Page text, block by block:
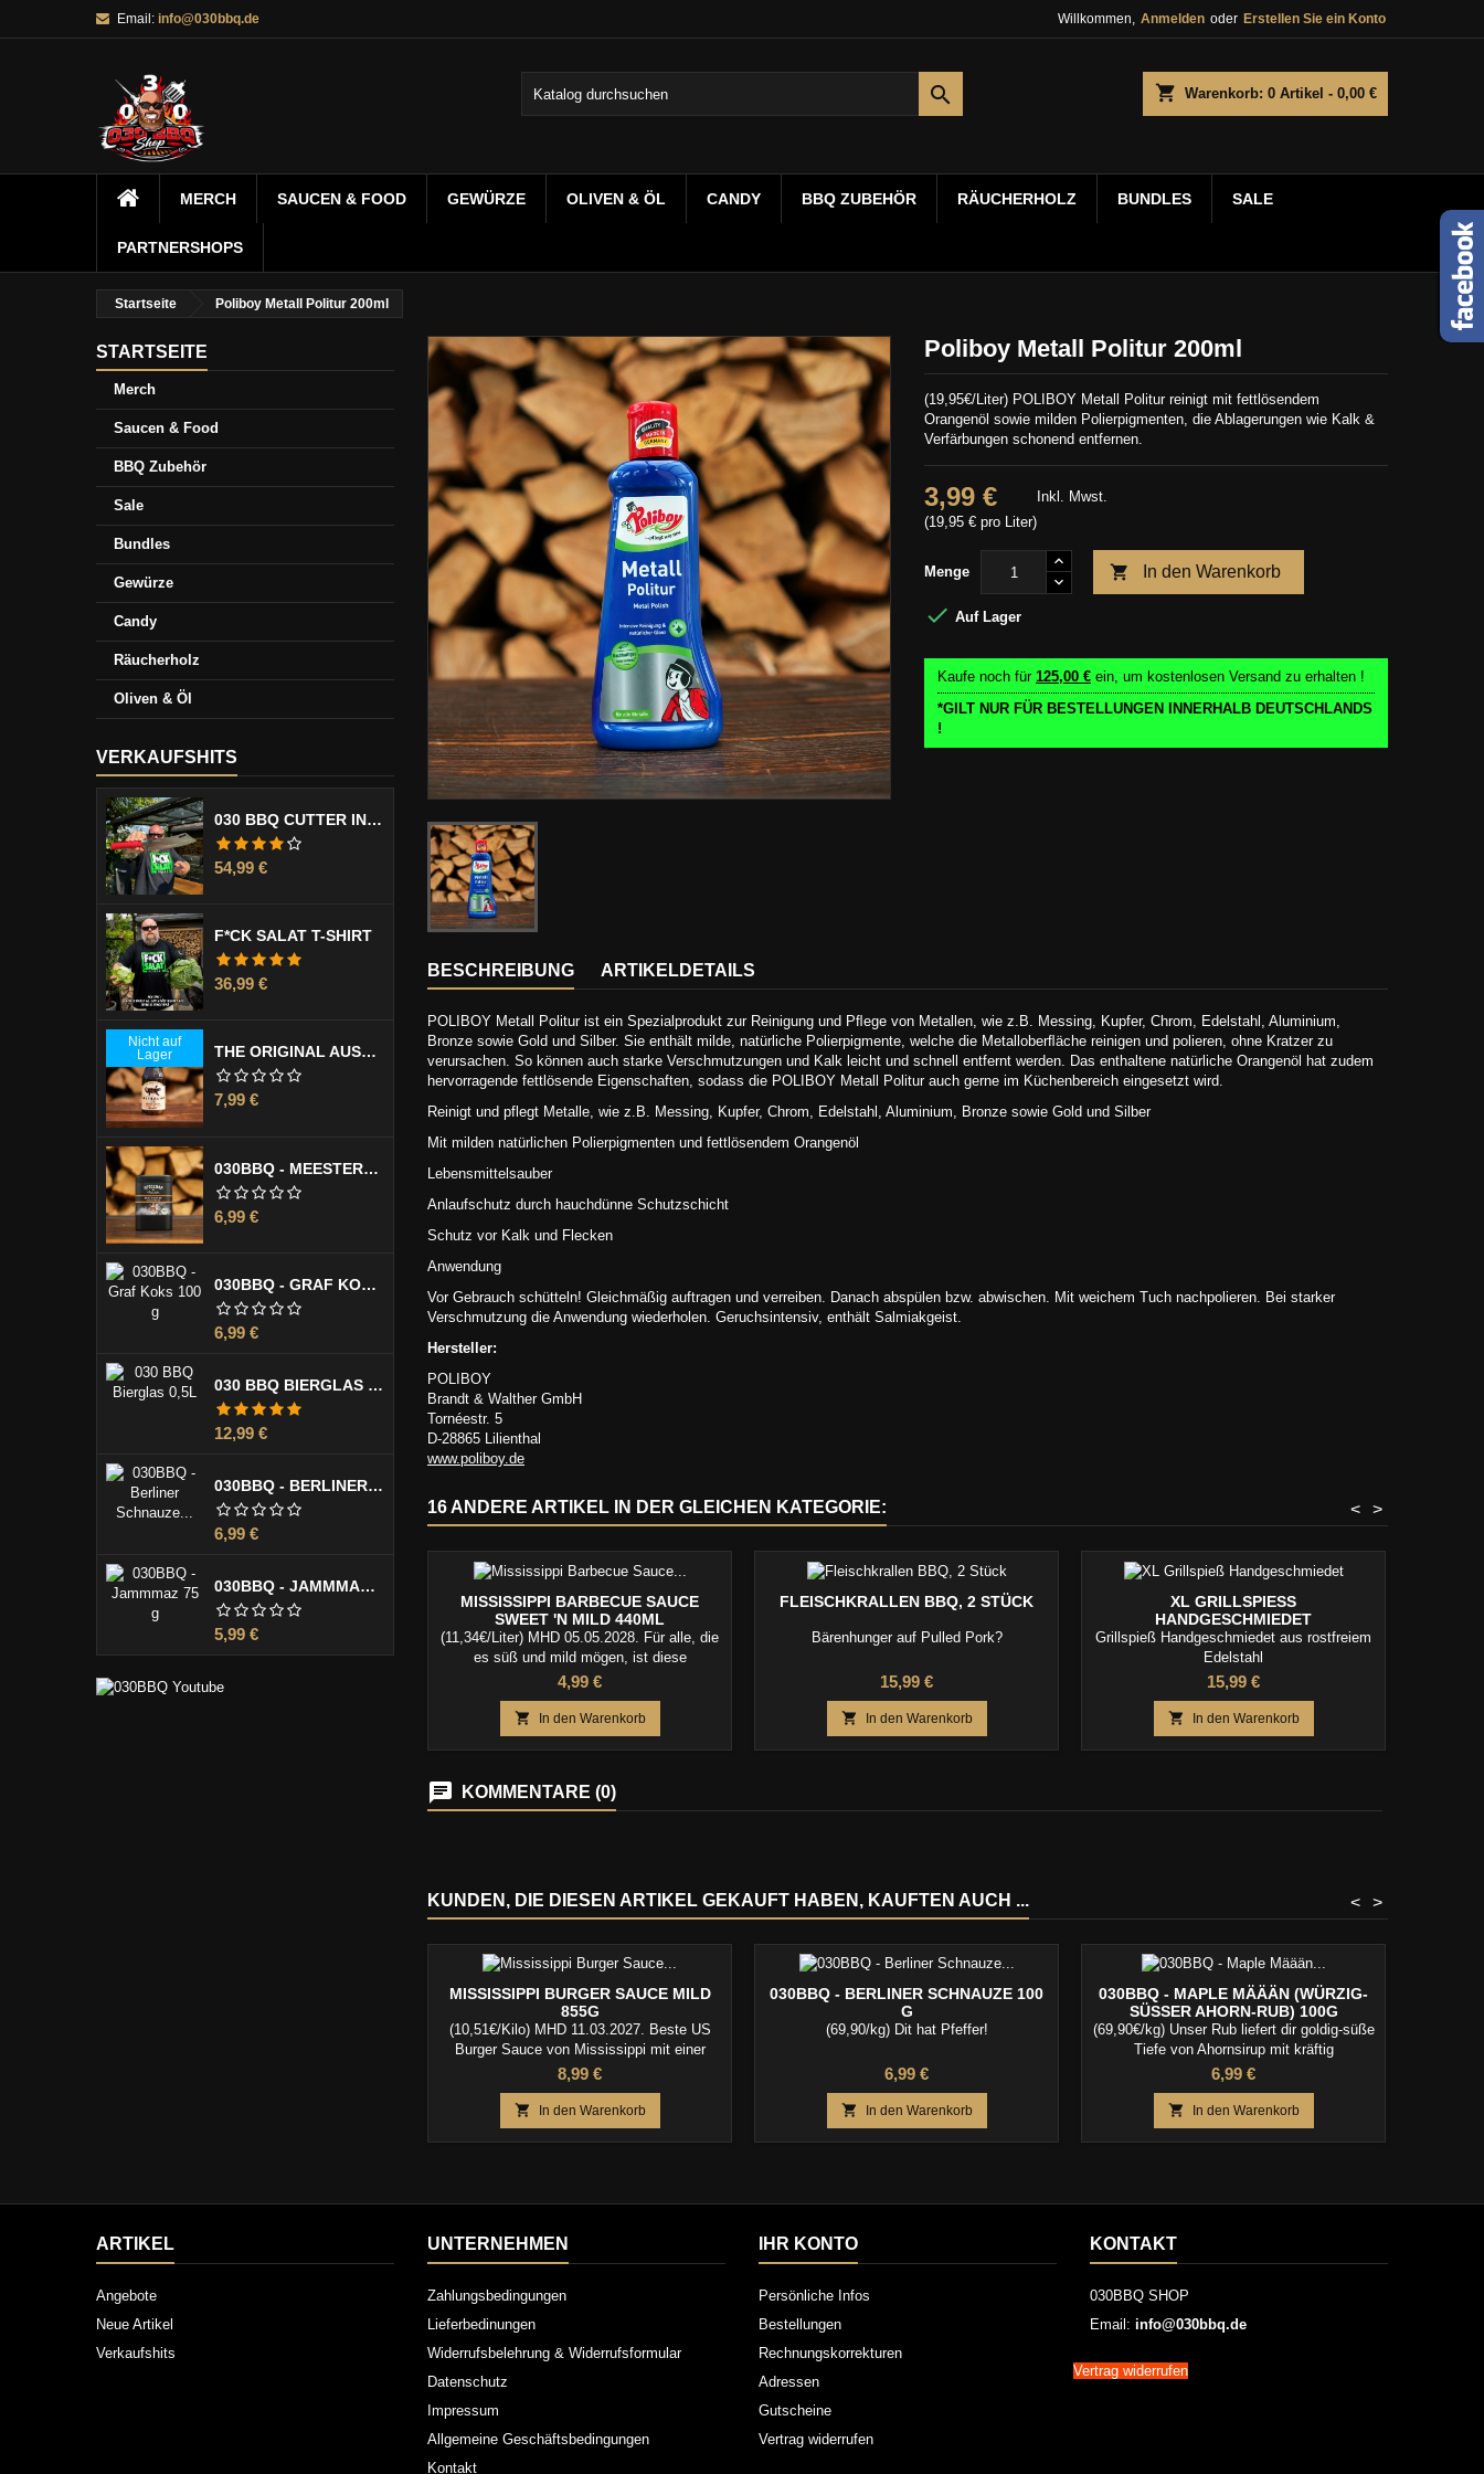
Email: info@030bbq.de Willkommen, Anmelden oder Erstellen Sie ein Konto
shopping_cart Warenkorb: 0 Artikel - 0,00 €

MERCH SAUCEN & FOOD GEWÜRZE OLIVEN & ÖL CANDY BBQ ZUBEHÖR RÄUCHERHOLZ BUNDLES SALE
PARTNERSHOPS
Startseite Poliboy Metall Politur 200ml
STARTSEITE
Merch
Saucen & Food
BBQ Zubehör
Sale
Bundles
Gewürze
Candy
Räucherholz
Oliven & Öl
VERKAUFSHITS
030 BBQ CUTTER INCL. KLINGENSCHUTZ
Preis
54,99 €
F*CK SALAT T-SHIRT
Preis
36,99 €
Nicht auf
Lager
THE ORIGINAL AUSTRALIAN LUMI LUMI MARINADE 355 ML
Preis
7,99 €
030BBQ - MEESTERMISCHE 130 G
Preis
6,99 €
030BBQ - GRAF KOKS 100 G
Preis
6,99 €
030 BBQ BIERGLAS 0,5L
Preis
12,99 €
030BBQ - BERLINER SCHNAUZE 100 G
Preis
6,99 €
030BBQ - JAMMMAZ 75 G
Preis
5,99 €
Poliboy Metall Politur 200ml
(19,95€/Liter) POLIBOY Metall Politur reinigt mit fettlösendem
Orangenöl sowie milden Polierpigmenten, die Ablagerungen wie Kalk &
Verfärbungen schonend entfernen.
3,99 €
(19,95 € pro Liter)
Inkl. Mwst.
Menge  In den Warenkorb
 Auf Lager
Kaufe noch für 125,00 € ein, um kostenlosen Versand zu erhalten !
*GILT NUR FÜR BESTELLUNGEN INNERHALB DEUTSCHLANDS
!
BESCHREIBUNG ARTIKELDETAILS
POLIBOY Metall Politur ist ein Spezialprodukt zur Reinigung und Pﬂege von Metallen, wie z.B. Messing, Kupfer, Chrom, Edelstahl, Aluminium,
Bronze sowie Gold und Silber. Sie enthält milde, natürliche Polierpigmente, welche die Metalloberﬂäche reinigen und polieren, ohne Kratzer zu
verursachen. So können auch starke Verschmutzungen und Kalk leicht und schnell entfernt werden. Das enthaltene natürliche Orangenöl hat zudem
hervorragende fettlösende Eigenschaften, sodass die POLIBOY Metall Politur auch gerne im Küchenbereich eingesetzt wird.
Reinigt und pflegt Metalle, wie z.B. Messing, Kupfer, Chrom, Edelstahl, Aluminium, Bronze sowie Gold und Silber
Mit milden natürlichen Polierpigmenten und fettlösendem Orangenöl
Lebensmittelsauber
Anlaufschutz durch hauchdünne Schutzschicht
Schutz vor Kalk und Flecken
Anwendung
Vor Gebrauch schütteln! Gleichmäßig auftragen und verreiben. Danach abspülen bzw. abwischen. Mit weichem Tuch nachpolieren. Bei starker
Verschmutzung die Anwendung wiederholen. Geruchsintensiv, enthält Salmiakgeist.
Hersteller:
POLIBOY
Brandt & Walther GmbH
Tornéestr. 5
D-28865 Lilienthal
www.poliboy.de
16 ANDERE ARTIKEL IN DER GLEICHEN KATEGORIE: >
<
MISSISSIPPI BARBECUE SAUCE
SWEET 'N MILD 440ML
(11,34€/Liter) MHD 05.05.2028. Für alle, die
es süß und mild mögen, ist diese
Mississippi Barbecue Sauce genau das
Preis
4,99 €
 In den Warenkorb
FLEISCHKRALLEN BBQ, 2 STÜCK
Bärenhunger auf Pulled Pork?
Preis
15,99 €
 In den Warenkorb
XL GRILLSPIESS H
ANDGESCHMIEDET
Grillspieß Handgeschmiedet aus rostfreiem
Edelstahl
Preis
15,99 €
 In den Warenkorb
KOMMENTARE (0)
KUNDEN, DIE DIESEN ARTIKEL GEKAUFT HABEN, KAUFTEN AUCH ... >
<
MISSISSIPPI BURGER SAUCE MILD
855G
(10,51€/Kilo) MHD 11.03.2027. Beste US
Burger Sauce von Mississippi mit einer
milden Note !
Preis
8,99 €
 In den Warenkorb
030BBQ - BERLINER SCHNAUZE 100
G
(69,90/kg) Dit hat Pfeffer!
Preis
6,99 €
 In den Warenkorb
030BBQ - MAPLE MÄÄÄN (WÜRZIG-
SÜSSER AHORN-RUB) 100G
(69,90€/kg) Unser Rub liefert dir goldig-süße
Tiefe von Ahornsirup mit kräftig
abgestimmter Würze.
Preis
6,99 €
 In den Warenkorb
ARTIKEL
Angebote
Neue Artikel
Verkaufshits
UNTERNEHMEN
Zahlungsbedingungen
Lieferbedinungen
Widerrufsbelehrung & Widerrufsformular
Datenschutz
Impressum
Allgemeine Geschäftsbedingungen
Kontakt
IHR KONTO
Persönliche Infos
Bestellungen
Rechnungskorrekturen
Adressen
Gutscheine
Vertrag widerrufen
KONTAKT
030BBQ SHOP
Email: info@030bbq.de
Vertrag widerrufen